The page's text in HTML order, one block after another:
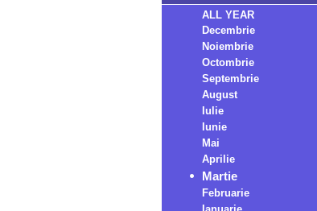
ALL YEAR
Decembrie
Noiembrie
Octombrie
Septembrie
August
Iulie
Iunie
Mai
Aprilie
Martie
Februarie